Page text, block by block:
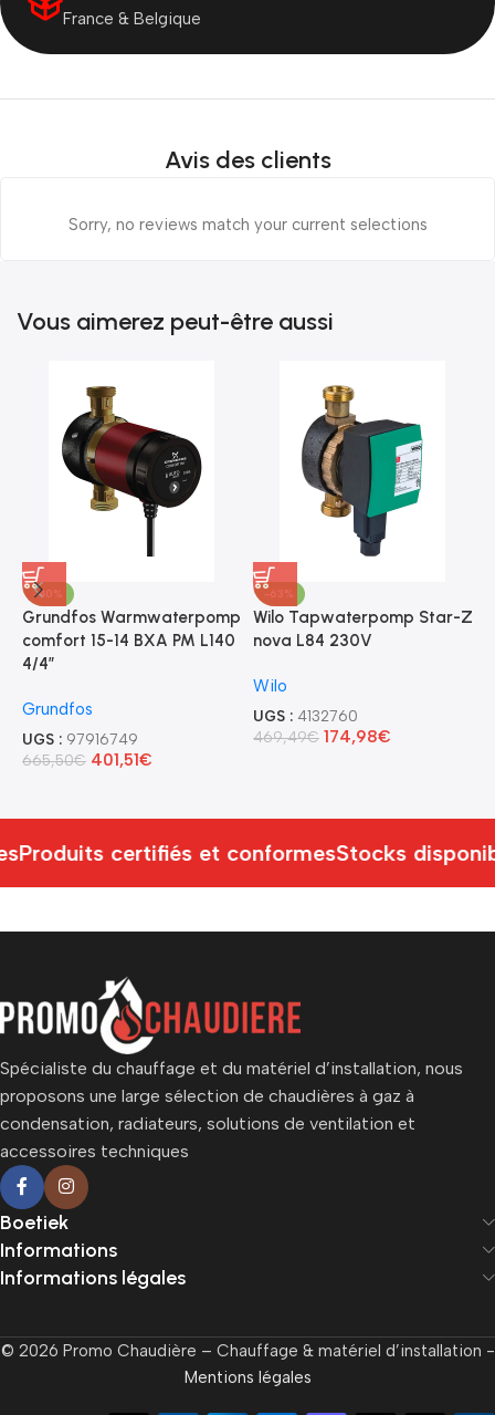
France & Belgique
Avis des clients
Sorry, no reviews match your current selections
Vous aimerez peut-être aussi
-40%
Grundfos Warmwaterpomp
comfort 15-14 BXA PM L140
4/4″
Grundfos
UGS : 97916749
665,50€ 401,51€
-63%
Wilo Tapwaterpomp Star-Z
nova L84 230V
Wilo
UGS : 4132760
469,49€ 174,98€
Produits certifiés et conformesStocks
Spécialiste du chauffage et du matériel d’installation, nous
proposons une large sélection de chaudières à gaz à
condensation, radiateurs, solutions de ventilation et
accessoires techniques
Boetiek
Informations
Informations légales
© 2026 Promo Chaudière – Chauffage & matériel d’installation -
Mentions légales